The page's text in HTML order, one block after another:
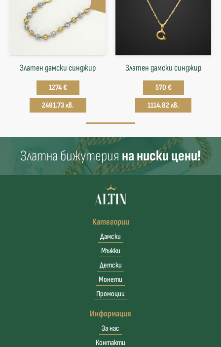
Златен дамски синджир
1274 €
2491.73 лв.
Златен дамски синджир
570 €
1114.82 лв.
Златна бижутерия на ниски цени!
Категории
Дамски
Мъжки
Детски
Монети
Промоции
Информация
За нас
Контакти